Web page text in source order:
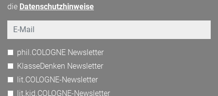
die Datenschutzhinweise
Email
phil.COLOGNE Newsletter
KlasseDenken Newsletter
lit.COLOGNE-Newsletter
lit.kid.COLOGNE-Newsletter